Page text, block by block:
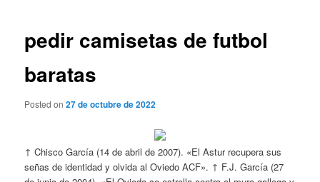
pedir camisetas de futbol
baratas
Posted on27 de octubre de 2022
↑ Chisco García (14 de abril de 2007). «El Astur recupera sus
señas de identidad y olvida al Oviedo ACF». ↑ F.J. García (27